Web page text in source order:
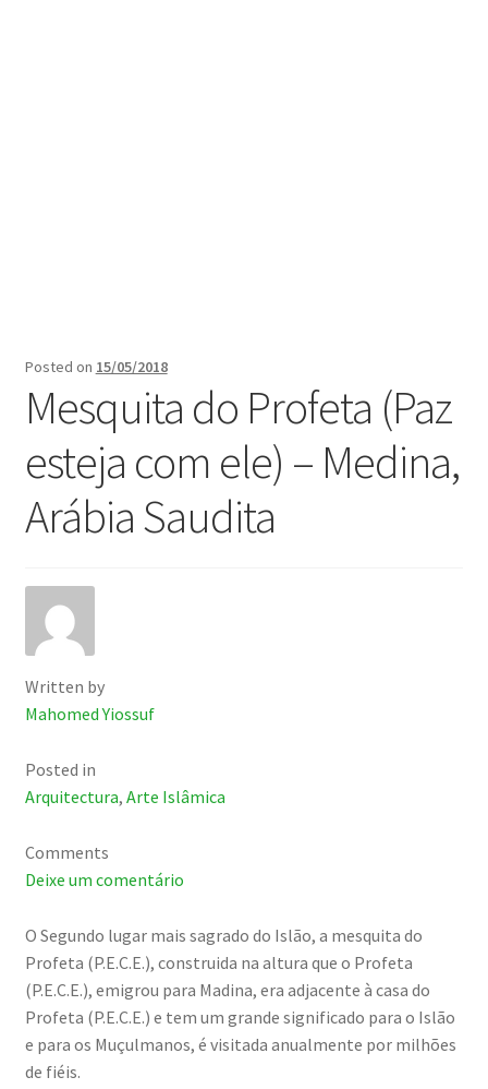
Posted on 15/05/2018
Mesquita do Profeta (Paz
esteja com ele) – Medina,
Arábia Saudita
Written by
Mahomed Yiossuf
Posted in
Arquitectura, Arte Islâmica
Comments
Deixe um comentário
O Segundo lugar mais sagrado do Islão, a mesquita do
Profeta (P.E.C.E.), construida na altura que o Profeta
(P.E.C.E.), emigrou para Madina, era adjacente à casa do
Profeta (P.E.C.E.) e tem um grande significado para o Islão
e para os Muçulmanos, é visitada anualmente por milhões
de fiéis.